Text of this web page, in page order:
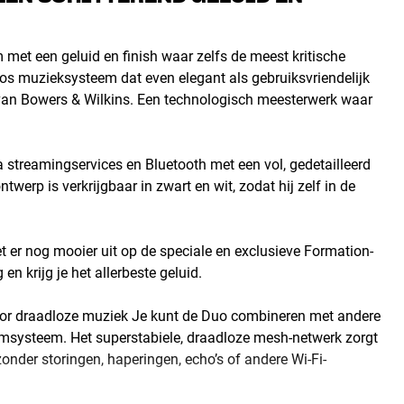
een geluid en finish waar zelfs de meest kritische
muzieksysteem dat even elegant als gebruiksvriendelijk
Bowers & Wilkins. Een technologisch meesterwerk waar
en Bluetooth met een vol, gedetailleerd
is verkrijgbaar in zwart en wit, zodat hij zelf in de
nog mooier uit op de speciale en exclusieve Formation-
krijg je het allerbeste geluid.
draadloze muziek Je kunt de Duo combineren met andere
Het superstabiele, draadloze mesh-netwerk zorgt
storingen, haperingen, echo’s of andere Wi-Fi-